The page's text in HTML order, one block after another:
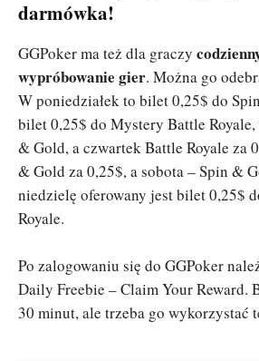
darmówka!
GGPoker ma też dla graczy
wypróbowanie gier. Można go
W poniedziałek to bilet 0,25$ do
bilet 0,25$ do Mystery Battle
& Gold, a czwartek Battle Royale za
& Gold za 0,25$, a sobota – Spin &
niedzielę oferowany jest bilet 0,25$
Royale.
Po zalogowaniu się do GGPoker
Daily Freebie – Claim Your Reward.
30 minut, ale trzeba go wykorzystać